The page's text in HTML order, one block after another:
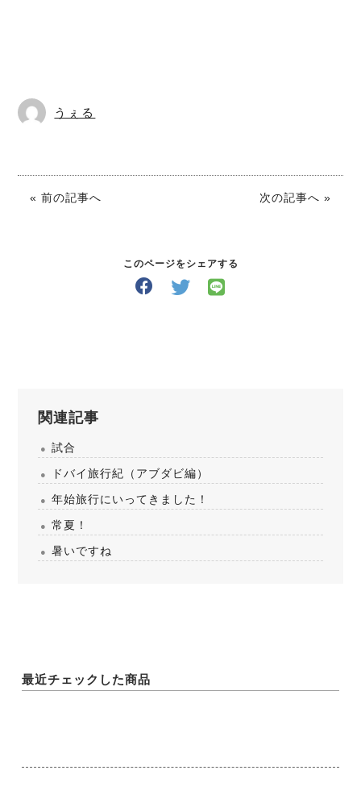
うぇる
« 前の記事へ 次の記事へ »
このページをシェアする
関連記事
試合
ドバイ旅行紀（アブダビ編）
年始旅行にいってきました！
常夏！
暑いですね
最近チェックした商品